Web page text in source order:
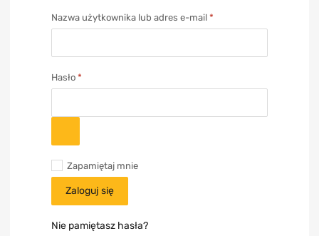
Nazwa użytkownika lub adres e-mail *
Hasło *
Zapamiętaj mnie
Zaloguj się
Nie pamiętasz hasła?